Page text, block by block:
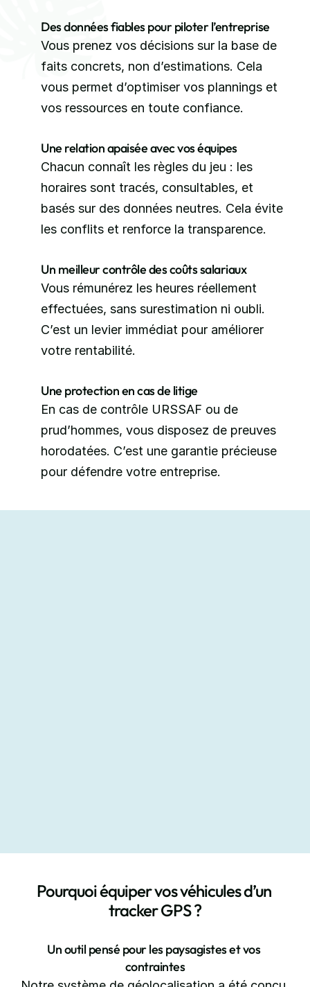
Des données fiables pour piloter l’entreprise
Vous prenez vos décisions sur la base de
faits concrets, non d’estimations. Cela
vous permet d’optimiser vos plannings et
vos ressources en toute confiance.
Une relation apaisée avec vos équipes
Chacun connaît les règles du jeu : les
horaires sont tracés, consultables, et
basés sur des données neutres. Cela évite
les conflits et renforce la transparence.
Un meilleur contrôle des coûts salariaux
Vous rémunérez les heures réellement
effectuées, sans surestimation ni oubli.
C’est un levier immédiat pour améliorer
votre rentabilité.
Une protection en cas de litige
En cas de contrôle URSSAF ou de
prud’hommes, vous disposez de preuves
horodatées. C’est une garantie précieuse
pour défendre votre entreprise.
Pourquoi équiper vos véhicules d’un
tracker GPS ?
Un outil pensé pour les paysagistes et vos
contraintes